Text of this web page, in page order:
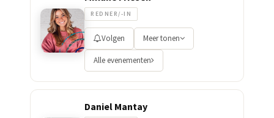
REDNER/-IN
Volgen Meer tonen
Alle evenementen
Daniel Mantay